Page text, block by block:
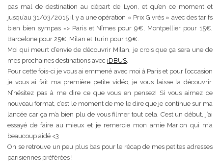
pas mal de destination au départ de Lyon, et qu’en ce moment et
jusqu’au 31/03/2015 il y a une opération « Prix Givrés » avec des tarifs
bien bien sympas => Paris et Nîmes pour 9€, Montpellier pour 15€,
Barcelone pour 25€, Milan et Turin pour 19€.
Moi qui meurt d’envie de découvrir Milan, je crois que ça sera une de
mes prochaines destinations avec iDBUS.
Pour cette fois-ci je vous ai emmené avec moi à Paris et pour l’occasion
je vous ai fait ma première petite vidéo, je vous laisse la découvrir.
N’hésitez pas à me dire ce que vous en pensez! Si vous aimez ce
nouveau format, c’est le moment de me le dire que je continue sur ma
lancée car ça m’a bien plu de vous filmer tout cela. C’est un début, j’ai
essayé de faire au mieux et je remercie mon amie Marion qui m’a
beaucoup aidé <3
On se retrouve un peu plus bas pour le récap de mes petites adresses
parisiennes préférées !